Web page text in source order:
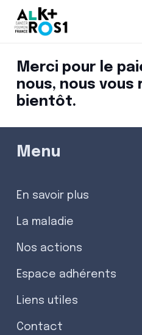
Merci pour le
nous, nous vous
bientôt.
Menu
En savoir plus
La maladie
Nos actions
Espace adhérents
Liens utiles
Contact